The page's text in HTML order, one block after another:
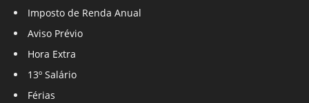
Imposto de Renda Anual
Aviso Prévio
Hora Extra
13º Salário
Férias